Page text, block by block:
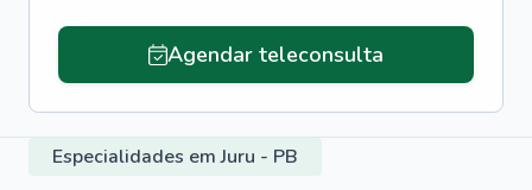
Agendar teleconsulta
Especialidades em Juru - PB